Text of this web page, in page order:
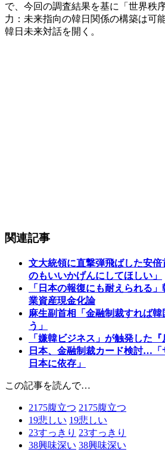
で、今回の調査結果を基に「世界秩
力：未来指向の韓日関係の構築は可
韓日未来対話を開く。
関連記事
文大統領に直撃弾飛ばした安
のもいいかげんにしてほしい」
「日本の報復にも耐えられる
業資産現金化論
麻生副首相「金融制裁すれば
う」
「嫌韓ビジネス」が触発した
日本、金融制裁カード検討…
日本に依存」
この記事を読んで…
2175腹立つ 2175腹立つ
19悲しい 19悲しい
23すっきり 23すっきり
38興味深い 38興味深い